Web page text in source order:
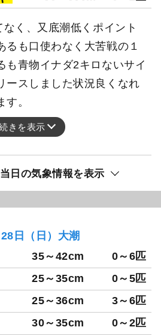
く、又底潮低くポイント
るも口使わなく大苦戦の１
も青物イナダ2キロないサイ
ースしました状況良くなれ
。
きを表示
日の気象情報を表示
日（日）大潮
35～42cm 0～6匹
25～35cm 0～5匹
25～36cm 3～6匹
30～35cm 0～2匹